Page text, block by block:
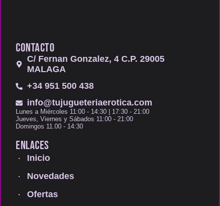
CONTACTO
C/ Fernan Gonzalez, 4 C.P. 29005
MALAGA
+34 951 500 438
info@tujugueteriaerotica.com
Lunes a Miércoles 11:00 - 14:30 | 17:30 - 21:00
Jueves, Viernes y Sábados 11:00 - 21:00
Domingos 11.00 - 14:30
ENLACES
Inicio
Novedades
Ofertas